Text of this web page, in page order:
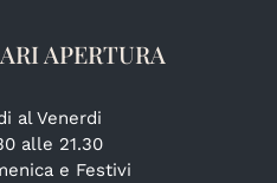
APERTURA
al Venerdi
alle 21.30
e Festivi